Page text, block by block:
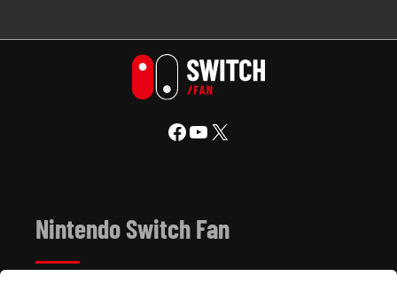
Facebook YouTube X
Nintendo Switch Fan